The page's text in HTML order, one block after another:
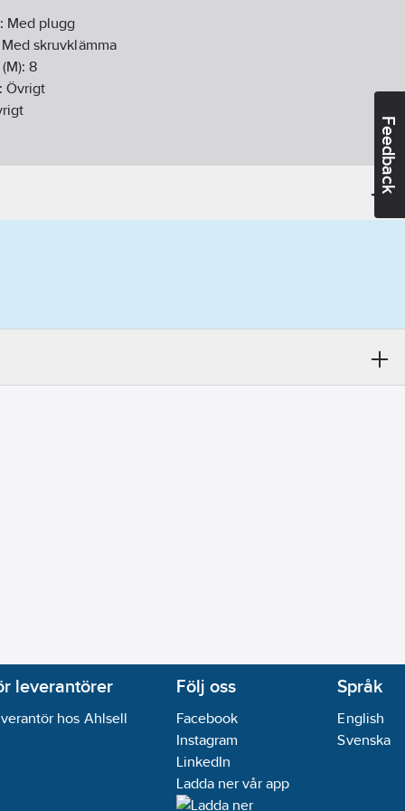
Feedback
Med plugg
Med skruvklämma
(M):8
Övrigt
leverantörer
hos Ahlsell
Följ oss
Facebook
Instagram
LinkedIn
Ladda ner vår app
Språk
English
Svenska